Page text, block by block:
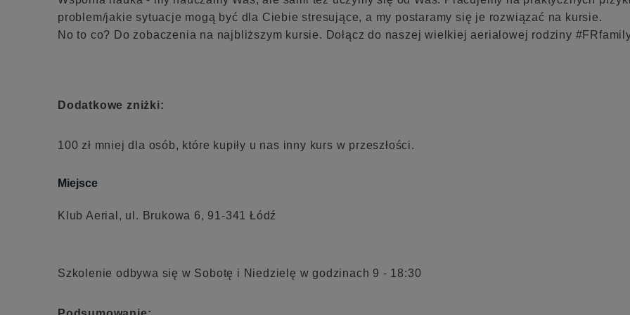
problem/jakie sytuacje mogą być dla Ciebie stresujące, a my postaramy się je rozwiązać na kursie.
No to co? Do zobaczenia na najbliższym kursie. Dołącz do naszej wielkiej aerialowej rodziny
Dodatkowe zniżki:
100 zł mniej dla osób, które kupiły u nas inny kurs w przeszłości.
Miejsce
Klub Aerial, ul. Brukowa 6, 91-341 Łódź
Szkolenie odbywa się w Sobotę i Niedzielę w godzinach 9 - 18:30